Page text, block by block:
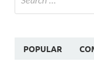
POPULAR